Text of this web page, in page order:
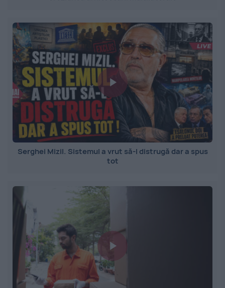
Serghei Mizil. Sistemul a vrut să-l distrugă dar a spus
tot